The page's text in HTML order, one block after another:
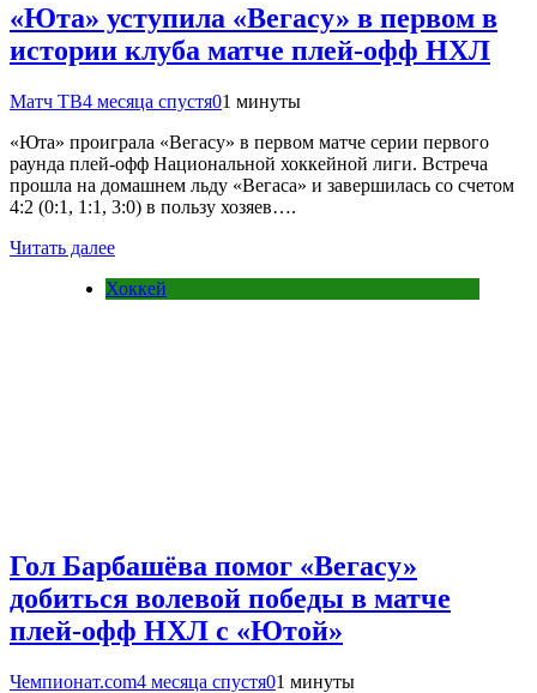
«Юта» уступила «Вегасу» в первом в
истории клуба матче плей‑офф НХЛ
Матч ТВ4 месяца спустя01 минуты
«Юта» проиграла «Вегасу» в первом матче серии первого
раунда плей‑офф Национальной хоккейной лиги. Встреча
прошла на домашнем льду «Вегаса» и завершилась со счетом
4:2 (0:1, 1:1, 3:0) в пользу хозяев….
Читать далее
Хоккей
Гол Барбашёва помог «Вегасу»
добиться волевой победы в матче
плей-офф НХЛ с «Ютой»
Чемпионат.com4 месяца спустя01 минуты